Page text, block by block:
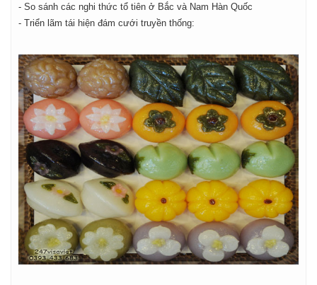
- So sánh các nghi thức tổ tiên ở Bắc và Nam Hàn Quốc
- Triển lãm tái hiện đám cưới truyền thống: